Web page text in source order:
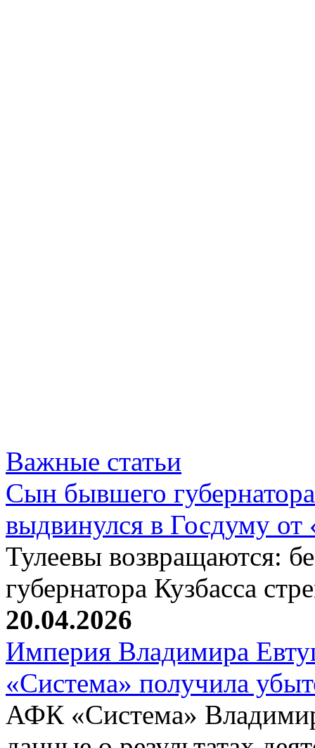
Важные статьи
Сын бывшего
выдвинулся в Госдуму
Тулеевы возвращаются:
губернатора Кузбасса
20.04.2026
Империя Владимира
«Система» получила
АФК «Система»